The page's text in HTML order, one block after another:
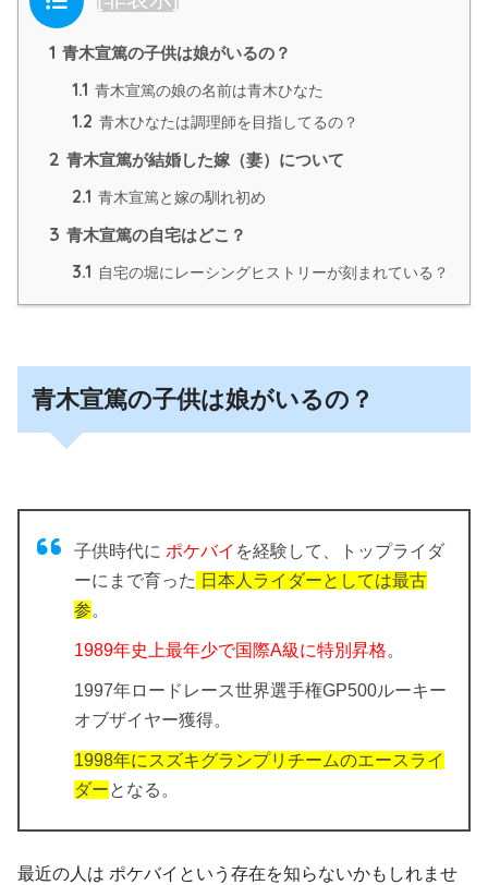
1 青木宣篤の子供は娘がいるの？
1.1 青木宣篤の娘の名前は青木ひなた
1.2 青木ひなたは調理師を目指してるの？
2 青木宣篤が結婚した嫁（妻）について
2.1 青木宣篤と嫁の馴れ初め
3 青木宣篤の自宅はどこ？
3.1 自宅の堀にレーシングヒストリーが刻まれている？
青木宣篤の子供は娘がいるの？
子供時代に ポケバイ を経験して、トップライダ
ーにまで育った 日本人ライダーとしては最古
参。
1989年史上最年少で国際A級に特別昇格。
1997年ロードレース世界選手権GP500ルーキー
オブザイヤー獲得。
1998年にスズキグランプリチームのエースライ
ダーとなる。
最近の人は ポケバイ という存在を知らないかもしれませ